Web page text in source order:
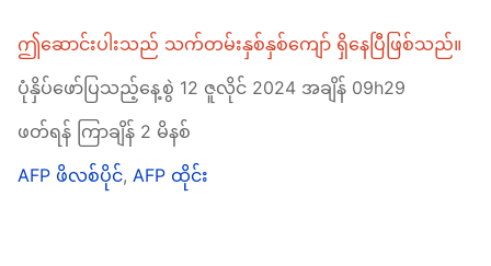
ဤဆောင်းပါးသည် သက်တမ်းနှစ်နှစ်ကျော် ရှိနေပြီဖြစ်သည်။
ပုံနှိပ်ဖော်ပြသည့်နေ့စွဲ 12 ဇူလိုင် 2024 အချိန် 09h29
ဖတ်ရန် ကြာချိန် 2 မိနစ်
AFP ဖိလစ်ပိုင်, AFP ထိုင်း